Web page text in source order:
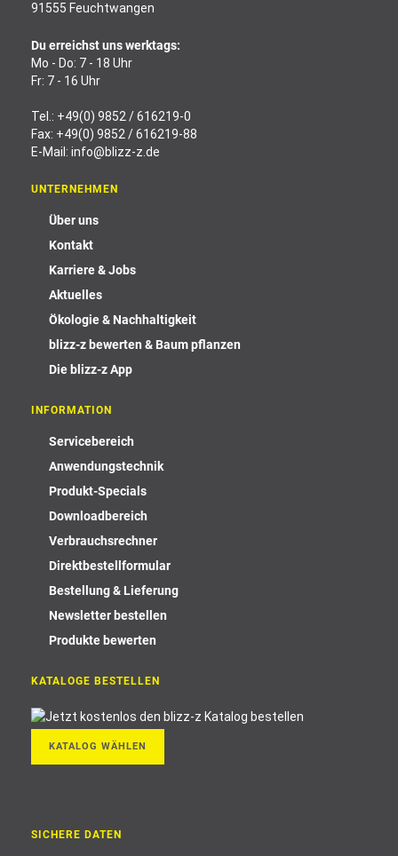
91555 Feuchtwangen
Du erreichst uns werktags:
Mo - Do: 7 - 18 Uhr
Fr: 7 - 16 Uhr
Tel.: +49(0) 9852 / 616219-0
Fax: +49(0) 9852 / 616219-88
E-Mail: info@blizz-z.de
UNTERNEHMEN
Über uns
Kontakt
Karriere & Jobs
Aktuelles
Ökologie & Nachhaltigkeit
blizz-z bewerten & Baum pflanzen
Die blizz-z App
INFORMATION
Servicebereich
Anwendungstechnik
Produkt-Specials
Downloadbereich
Verbrauchsrechner
Direktbestellformular
Bestellung & Lieferung
Newsletter bestellen
Produkte bewerten
KATALOGE BESTELLEN
KATALOG WÄHLEN
SICHERE DATEN